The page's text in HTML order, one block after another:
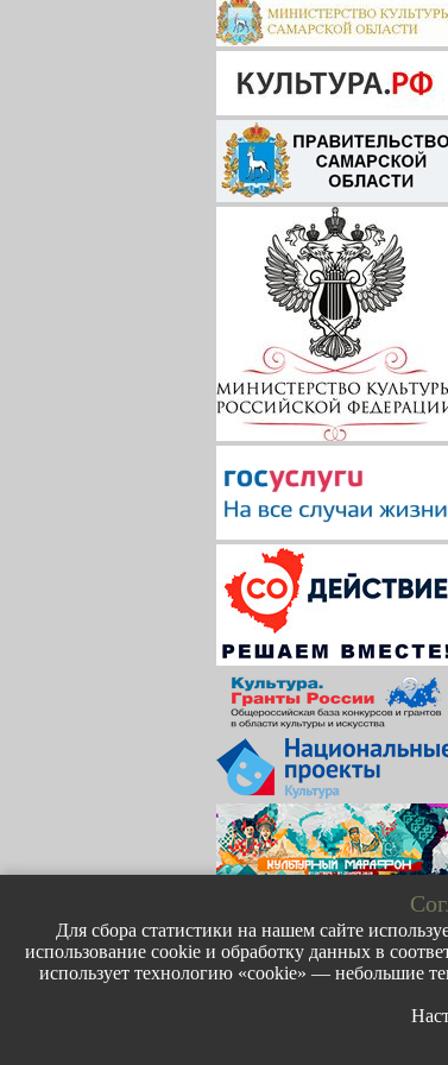
Для сбора статистики на нашем сайте
использование cookie и обработку данных в
использует технологию «cookie» — небольшие